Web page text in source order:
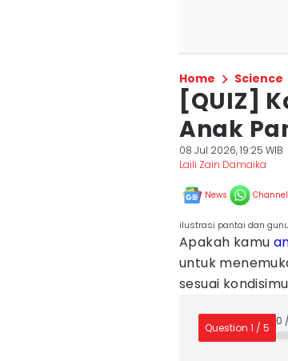
Home Science
[QUIZ]
Anak
08 Jul 2026, 19:25 WIB
Laili Zain Damaika
News Channel
ilustrasi pantai dan
Apakah kamu
untuk
sesuai
Question 1 / 5
0 /